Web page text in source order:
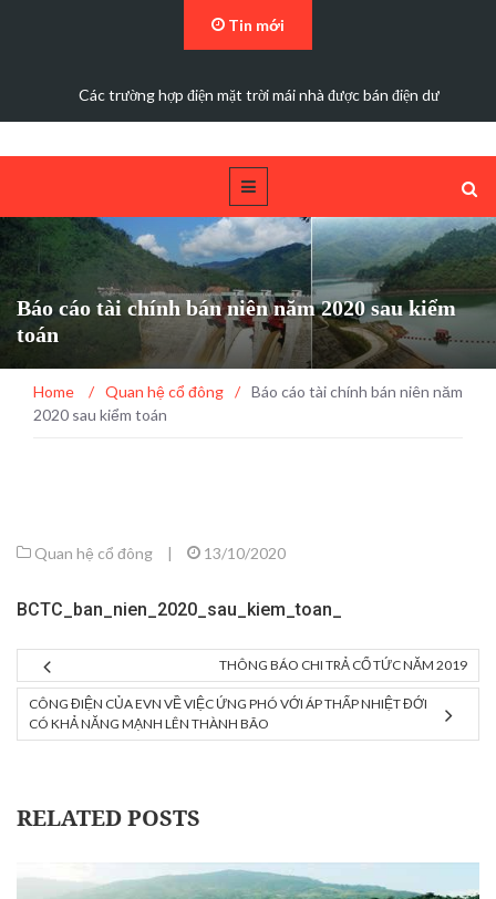
Tin mới
Các trường hợp điện mặt trời mái nhà được bán điện dư
Báo cáo tài chính bán niên năm 2020 sau kiểm
toán
Home / Quan hệ cổ đông / Báo cáo tài chính bán niên năm
2020 sau kiểm toán
Quan hệ cổ đông | 13/10/2020
BCTC_ban_nien_2020_sau_kiem_toan_
THÔNG BÁO CHI TRẢ CỔ TỨC NĂM 2019
CÔNG ĐIỆN CỦA EVN VỀ VIỆC ỨNG PHÓ VỚI ÁP THẤP NHIỆT ĐỚI
CÓ KHẢ NĂNG MẠNH LÊN THÀNH BÃO
RELATED POSTS